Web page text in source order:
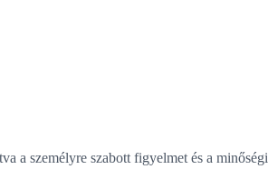
a személyre szabott figyelmet és a